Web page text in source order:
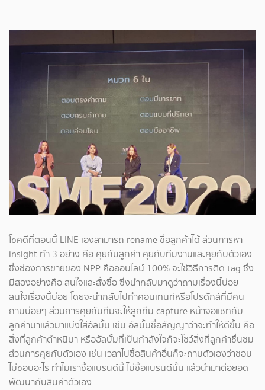
โชคดีที่ตอนนี้ LINE เองสามารถ rename ชื่อลูกค้าได้ ส่วนการหา
insight ทำ 3 อย่าง คือ คุยกับลูกค้า คุยกับทีมงานและคุยกับตัวเอง
ซึ่งช่องการขายของ NPP คือออนไลน์ 100% จะใช้วิธีการติด tag ซึ่ง
มีสองอย่างคือ สนใจและสั่งซื้อ ซึ่งนำกลับมาดูว่าถามเรื่องนี้บ่อย
สนใจเรื่องนี้บ่อย โดยจะนำกลับไปทำคอนเทนท์หรือโปรดักส์ที่มีคน
ถามบ่อยๆ ส่วนการคุยกับทีมจะให้ลูกทีม capture หน้าจอแชทกับ
ลูกค้ามาแล้วมาแบ่งใส่อัลบั้ม เช่น อัลบั้มชื่อสัญญาว่าจะทำให้ดีขึ้น คือ
สิ่งที่ลูกค้าตำหนิมา หรืออัลบั้มที่เป็นกำลังใจก็จะโชว์สิ่งที่ลูกค้าชื่นชม
ส่วนการคุยกับตัวเอง เช่น เวลาไปซื้อสินค้าอื่นก็จะถามตัวเองว่าชอบ
ไม่ชอบอะไร ทำไมเราซื้อแบรนด์นี้ ไม่ซื้อแบรนด์นั้น แล้วนำมาต่อยอด
พัฒนากับสินค้าตัวเอง